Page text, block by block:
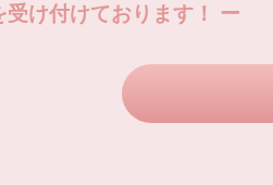
け付けております！ ー